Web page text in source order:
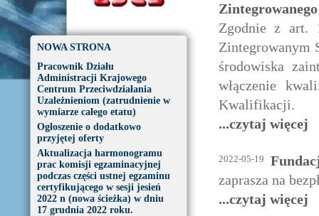
NOWA STRONA
Pracownik Działu
Administracji Krajowego
Centrum Przeciwdziałania
Uzależnieniom (zatrudnienie w
wymiarze całego etatu)
Ogłoszenie o dodatkowo
przyjętej oferty
Aktualizacja harmonogramu
prac komisji egzaminacyjnej
podczas części ustnej egzaminu
certyfikującego w sesji jesień
2022 n (nowa ścieżka) w dniu
17 grudnia 2022 roku.
Zgodnie z art.
Zintegrowanym
środowiska
włączenie
Kwalifikacji.
...czytaj więcej
2022-05-19
zaprasza na
...czytaj więcej